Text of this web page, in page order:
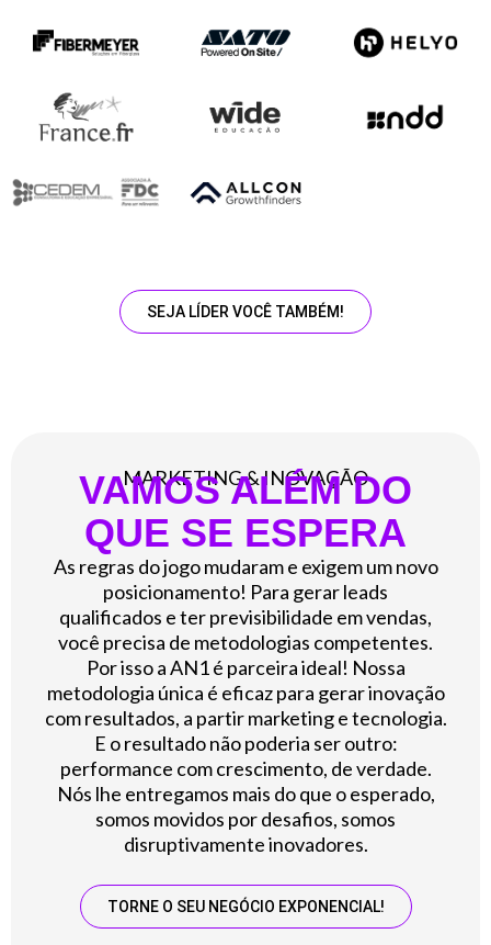
SEJA LÍDER VOCÊ TAMBÉM!
MARKETING & INOVAÇÃO
VAMOS ALÉM DO
QUE SE ESPERA
As regras do jogo mudaram e exigem um novo
posicionamento! Para gerar leads
qualificados e ter previsibilidade em vendas,
você precisa de metodologias competentes.
Por isso a AN1 é parceira ideal! Nossa
metodologia única é eficaz para gerar inovação
com resultados, a partir marketing e tecnologia.
E o resultado não poderia ser outro:
performance com crescimento, de verdade.
Nós lhe entregamos mais do que o esperado,
somos movidos por desafios, somos
disruptivamente inovadores.
TORNE O SEU NEGÓCIO EXPONENCIAL!